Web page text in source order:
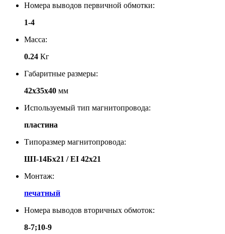
Номера выводов первичной обмотки:
1-4
Масса:
0.24 Кг
Габаритные размеры:
42х35х40 мм
Используемый тип магнитопровода:
пластина
Типоразмер магнитопровода:
ШI-14Бх21 / EI 42х21
Монтаж:
печатный
Номера выводов вторичных обмоток:
8-7;10-9